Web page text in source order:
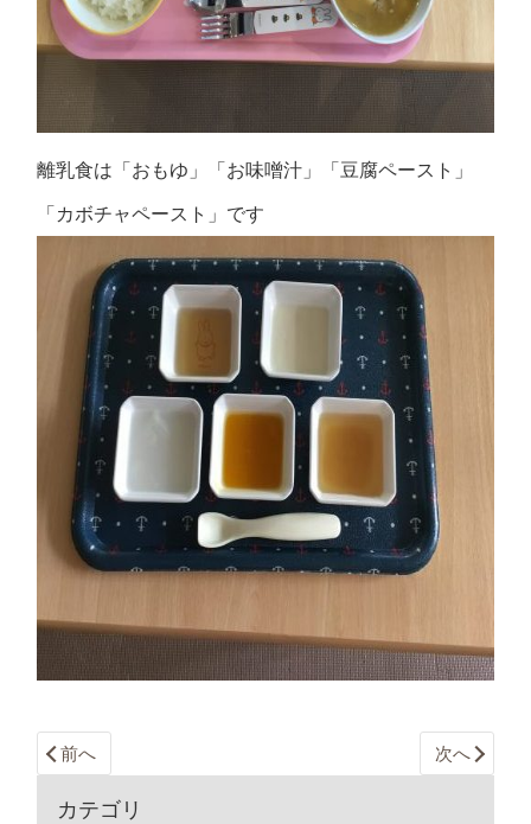
離乳食は「おもゆ」「お味噌汁」「豆腐ペースト」
「カボチャペースト」です
前へ 次へ
カテゴリ